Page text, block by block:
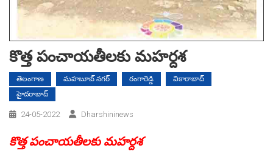
కొత్త పంచాయ‌తీల‌కు మ‌హ‌ర్ద‌శ‌
తెలంగాణ మహబూబ్ నగర్ రంగారెడ్డి
వికారాబాద్
హైదరాబాద్
24-05-2022 Dharshininews
కొత్త పంచాయ‌తీల‌కు మ‌హ‌ర్ద‌శ‌